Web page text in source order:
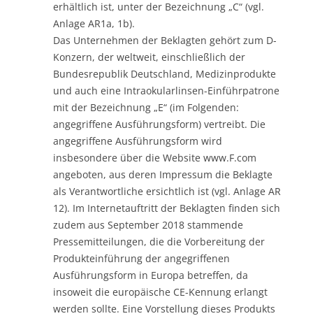
erhältlich ist, unter der Bezeichnung „C“ (vgl.
Anlage AR1a, 1b).
Das Unternehmen der Beklagten gehört zum D-
Konzern, der weltweit, einschließlich der
Bundesrepublik Deutschland, Medizinprodukte
und auch eine Intraokularlinsen-Einführpatrone
mit der Bezeichnung „E“ (im Folgenden:
angegriffene Ausführungsform) vertreibt. Die
angegriffene Ausführungsform wird
insbesondere über die Website www.F.com
angeboten, aus deren Impressum die Beklagte
als Verantwortliche ersichtlich ist (vgl. Anlage AR
12). Im Internetauftritt der Beklagten finden sich
zudem aus September 2018 stammende
Pressemitteilungen, die die Vorbereitung der
Produkteinführung der angegriffenen
Ausführungsform in Europa betreffen, da
insoweit die europäische CE-Kennung erlangt
werden sollte. Eine Vorstellung dieses Produkts